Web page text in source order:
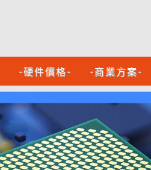
-硬件價格- -商業方案-